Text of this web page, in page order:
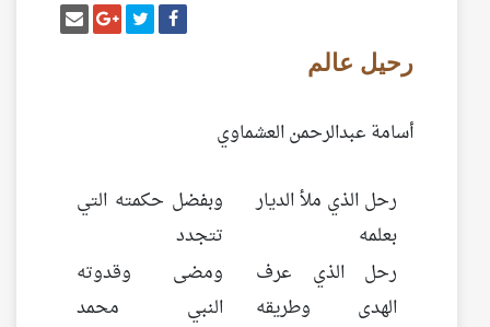
شارك على فيسبوك
أنشر تغريدةشارك على
رحيل عالم
أسامة عبدالرحمن العشماوي
رحل الذي ملأ الديار
بعلمه
وبفضل حكمته التي
تتجدد
رحل الذي عرف
الهدى وطريقه
ومضى وقدوته
النبي محمد